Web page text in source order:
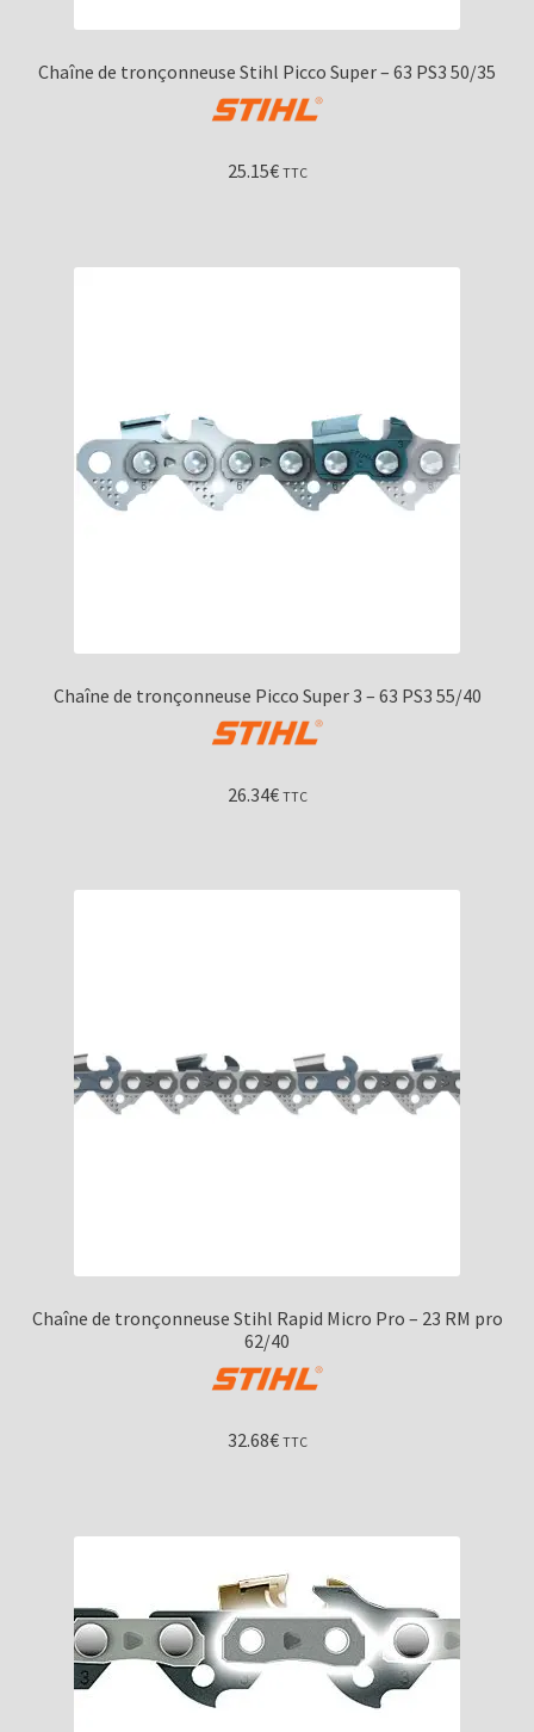
Chaîne de tronçonneuse Stihl Picco Super – 63 PS3 50/35
25.15€ TTC
Chaîne de tronçonneuse Picco Super 3 – 63 PS3 55/40
26.34€ TTC
Chaîne de tronçonneuse Stihl Rapid Micro Pro – 23 RM pro
62/40
32.68€ TTC